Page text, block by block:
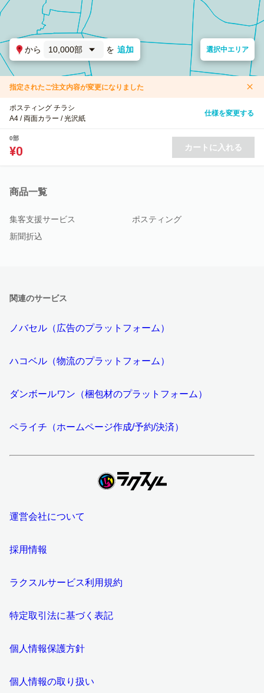
から 10,000部 を 追加 選択中エリア
指定されたご注文内容が変更になりました
ポスティング チラシ
A4 / 両面カラー / 光沢紙
仕様を変更する
0部
¥0 カートに入れる
商品一覧
集客支援サービス
ポスティング
新聞折込
関連のサービス
ノバセル（広告のプラットフォーム）
ハコベル（物流のプラットフォーム）
ダンボールワン（梱包材のプラットフォーム）
ペライチ（ホームページ作成/予約/決済）
運営会社について
採用情報
ラクスルサービス利用規約
特定取引法に基づく表記
個人情報保護方針
個人情報の取り扱い